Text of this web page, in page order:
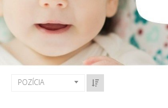
POZÍCIA